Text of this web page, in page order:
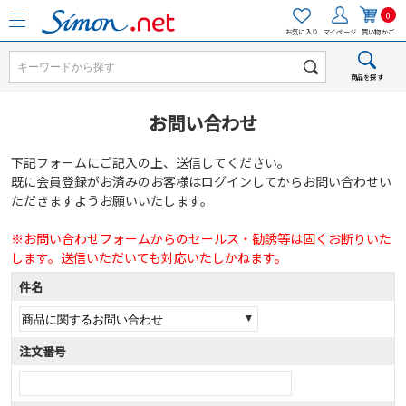
お気に入り マイページ
0
買い物かご
商品を探す
お問い合わせ
下記フォームにご記入の上、送信してください。
既に会員登録がお済みのお客様はログインしてからお問い合わせい
ただきますようお願いいたします。
※お問い合わせフォームからのセールス・勧誘等は固くお断りいた
します。送信いただいても対応いたしかねます。
件名
注文番号